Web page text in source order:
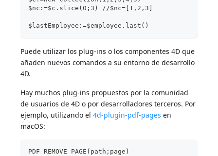
$nc:=$c.slice(0;3) //$nc=[1,2,3]
$lastEmployee:=$employee.last()
Puede utilizar los plug-ins o los componentes 4D que
añaden nuevos comandos a su entorno de desarrollo
4D.
Hay muchos plug-ins propuestos por la comunidad
de usuarios de 4D o por desarrolladores terceros. Por
ejemplo, utilizando el4d-plugin-pdf-pages en
macOS:
PDF REMOVE PAGE(path;page)